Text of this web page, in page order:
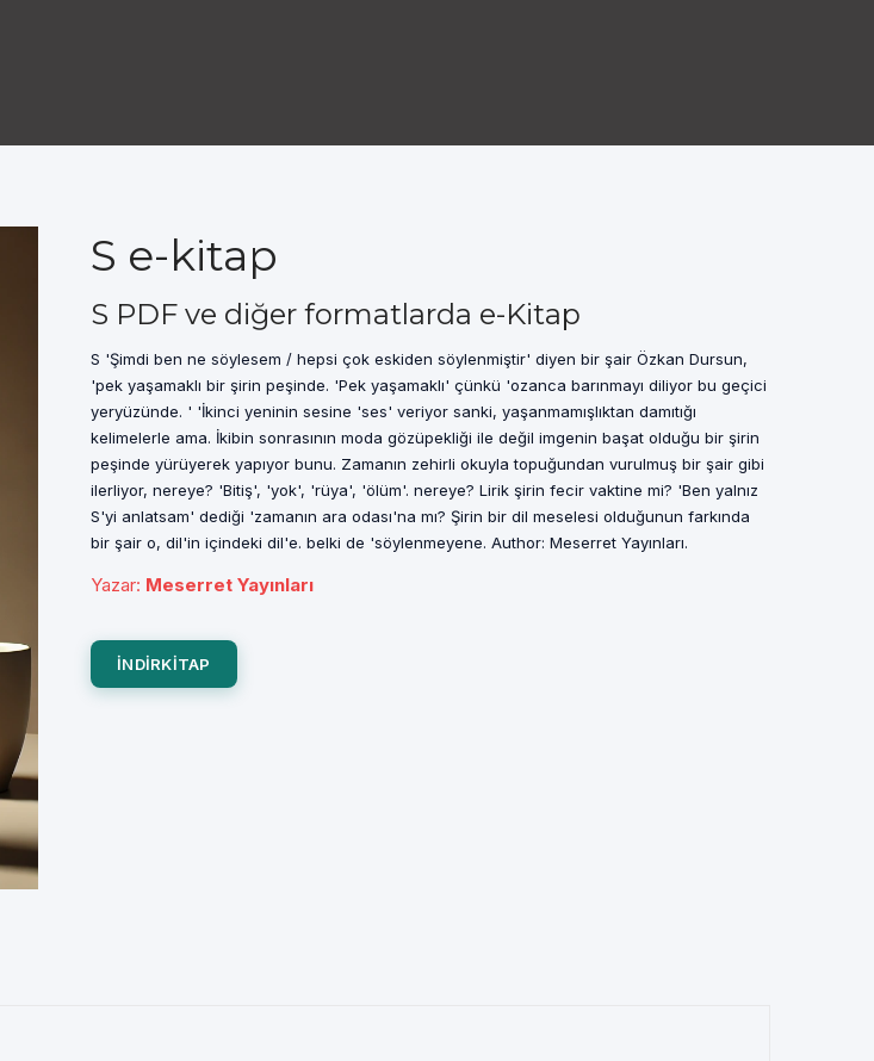
S e-kitap
S PDF ve diğer formatlarda e-Kitap
S 'Şimdi ben ne söylesem / hepsi çok eskiden söylenmiştir' diyen bir şair Özkan Dursun,
'pek yaşamaklı bir şirin peşinde. 'Pek yaşamaklı' çünkü 'ozanca barınmayı diliyor bu geçici
yeryüzünde. ' 'İkinci yeninin sesine 'ses' veriyor sanki, yaşanmamışlıktan damıtığı
kelimelerle ama. İkibin sonrasının moda gözüpekliği ile değil imgenin başat olduğu bir şirin
peşinde yürüyerek yapıyor bunu. Zamanın zehirli okuyla topuğundan vurulmuş bir şair gibi
ilerliyor, nereye? 'Bitiş', 'yok', 'rüya', 'ölüm'. nereye? Lirik şirin fecir vaktine mi? 'Ben yalnız
S'yi anlatsam' dediği 'zamanın ara odası'na mı? Şirin bir dil meselesi olduğunun farkında
bir şair o, dil'in içindeki dil'e. belki de 'söylenmeyene. Author: Meserret Yayınları.
Yazar: Meserret Yayınları
INDIRKITAP